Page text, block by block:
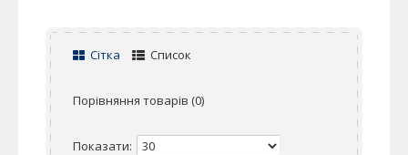
Сітка Список
Порівняння товарів (0)
Показати: